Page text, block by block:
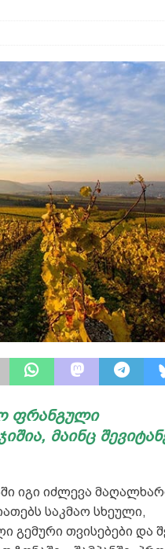
ფრანგული
მაინც
იგი იძლევა
საკმაო სხეული,
თვისებები და